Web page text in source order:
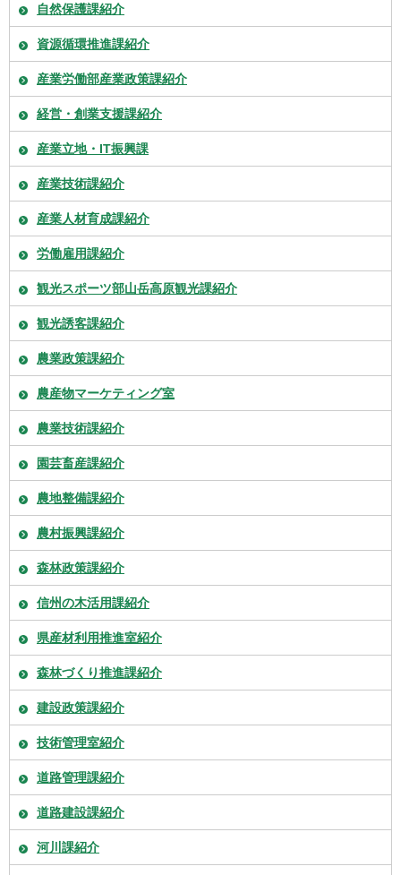
自然保護課紹介
資源循環推進課紹介
産業労働部産業政策課紹介
経営・創業支援課紹介
産業立地・IT振興課
産業技術課紹介
産業人材育成課紹介
労働雇用課紹介
観光スポーツ部山岳高原観光課紹介
観光誘客課紹介
農業政策課紹介
農産物マーケティング室
農業技術課紹介
園芸畜産課紹介
農地整備課紹介
農村振興課紹介
森林政策課紹介
信州の木活用課紹介
県産材利用推進室紹介
森林づくり推進課紹介
建設政策課紹介
技術管理室紹介
道路管理課紹介
道路建設課紹介
河川課紹介